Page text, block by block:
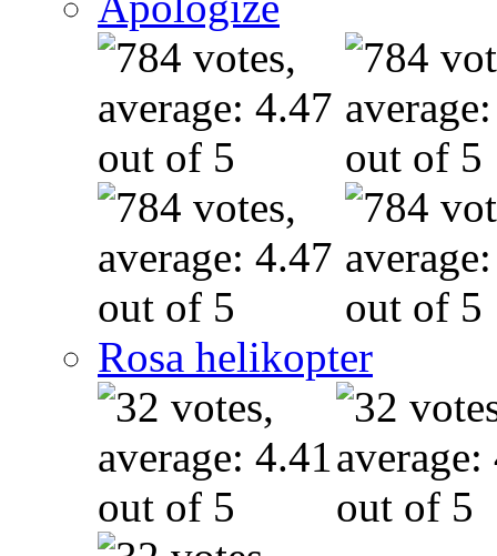
Rosa helikopter